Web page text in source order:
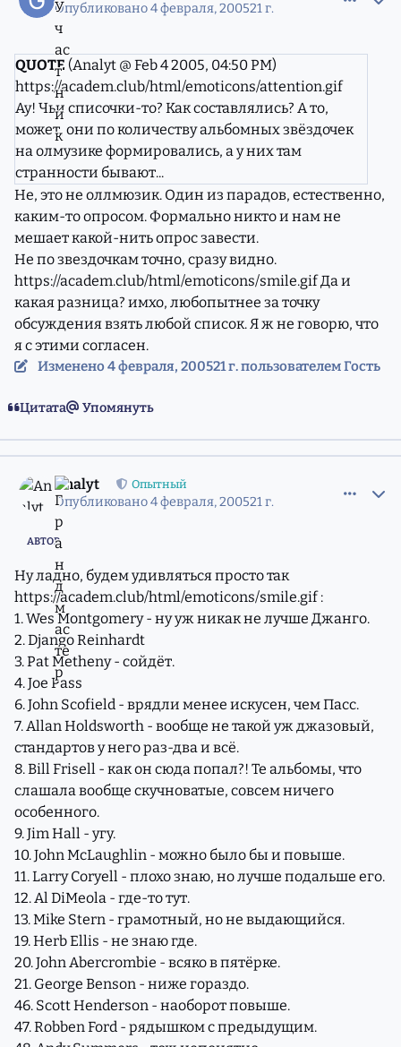
Опубликовано4 февраля, 200521 г.
QUOTE (Analyt @ Feb 4 2005, 04:50 PM)
https://academ.club/html/emoticons/attention.gif
Ау! Чьи списочки-то? Как составлялись? А то,
может, они по количеству альбомных звёздочек
на олмузике формировались, а у них там
странности бывают...
Не, это не оллмюзик. Один из парадов, естественно,
каким-то опросом. Формально никто и нам не
мешает какой-нить опрос завести.
Не по звездочкам точно, сразу видно.
https://academ.club/html/emoticons/smile.gifДа и
какая разница? имхо, любопытнее за точку
обсуждения взять любой список. Я ж не говорю, что
я с этими согласен.
Изменено4 февраля, 200521 г.пользователем Гость
Цитата Упомянуть
Analyt Опытный
Опубликовано4 февраля, 200521 г.
АВТОР
Ну ладно, будем удивляться просто так
https://academ.club/html/emoticons/smile.gif:
1. Wes Montgomery - ну уж никак не лучше Джанго.
2. Django Reinhardt
3. Pat Metheny - сойдёт.
4. Joe Pass
6. John Scofield - врядли менее искусен, чем Пасс.
7. Allan Holdsworth - вообще не такой уж джазовый,
стандартов у него раз-два и всё.
8. Bill Frisell - как он сюда попал?! Те альбомы, что
слашала вообще скучноватые, совсем ничего
особенного.
9. Jim Hall - угу.
10. John McLaughlin - можно было бы и повыше.
11. Larry Coryell - плохо знаю, но лучше подальше его.
12. Al DiMeola - где-то тут.
13. Mike Stern - грамотный, но не выдающийся.
19. Herb Ellis - не знаю где.
20. John Abercrombie - всяко в пятёрке.
21. George Benson - ниже гораздо.
46. Scott Henderson - наоборот повыше.
47. Robben Ford - рядышком с предыдущим.